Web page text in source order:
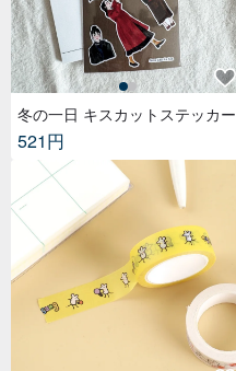
冬の一日 キスカットステッカー
521円